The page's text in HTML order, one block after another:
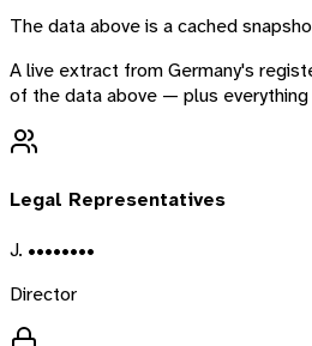
The data above is a cached
A live extract fromGermany's
of the data above — plus
Legal Representatives
J. ••••••••
Director